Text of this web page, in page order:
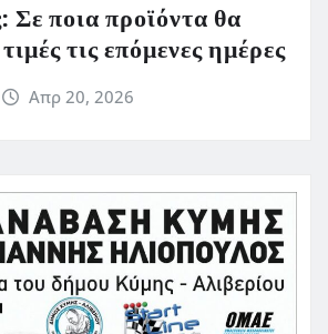
Σε ποια προϊόντα θα
τις επόμενες ημέρες
Απρ 20, 2026